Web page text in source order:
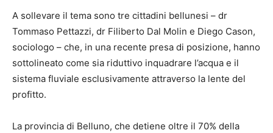
A sollevare il tema sono tre cittadini bellunesi – dr
Tommaso Pettazzi, dr Filiberto Dal Molin e Diego Cason,
sociologo – che, in una recente presa di posizione, hanno
sottolineato come sia riduttivo inquadrare l’acqua e il
sistema fluviale esclusivamente attraverso la lente del
profitto.
La provincia di Belluno, che detiene oltre il 70% della